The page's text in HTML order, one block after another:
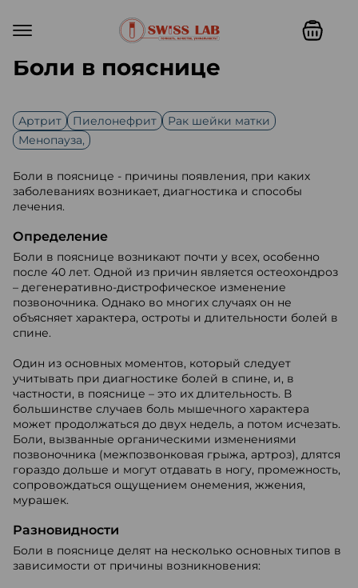
Боли в пояснице
Артрит Пиелонефрит
Рак шейки матки
Менопауза,
Боли в пояснице - причины появления, при каких
заболеваниях возникает, диагностика и способы
лечения.
Определение
Боли в пояснице возникают почти у всех, особенно
после 40 лет. Одной из причин является остеохондроз
– дегенеративно-дистрофическое изменение
позвоночника. Однако во многих случаях он не
объясняет характера, остроты и длительности болей в
спине.
Один из основных моментов, который следует
учитывать при диагностике болей в спине, и, в
частности, в пояснице – это их длительность. В
большинстве случаев боль мышечного характера
может продолжаться до двух недель, а потом исчезать.
Боли, вызванные органическими изменениями
позвоночника (межпозвонковая грыжа, артроз), длятся
гораздо дольше и могут отдавать в ногу, промежность,
сопровождаться ощущением онемения, жжения,
мурашек.
Разновидности
Боли в пояснице делят на несколько основных типов в
зависимости от причины возникновения: